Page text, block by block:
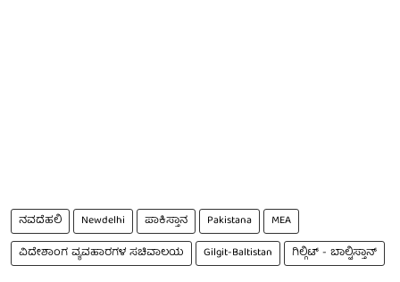
ನವದೆಹಲಿ Newdelhi ಪಾಕಿಸ್ತಾನ Pakistana
MEA
ವಿದೇಶಾಂಗ ವ್ಯವಹಾರಗಳ ಸಚಿವಾಲಯ
Gilgit-Baltistan ಗಿಲ್ಗಿಟ್ - ಬಾಲ್ಟಿಸ್ತಾನ್